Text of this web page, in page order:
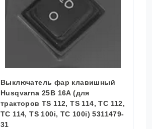
Выключатель фар клавишный
Husqvarna 25В 16A (для
тракторов TS 112, TS 114, TC 112,
TC 114, TS 100i, TC 100i) 5311479-
31